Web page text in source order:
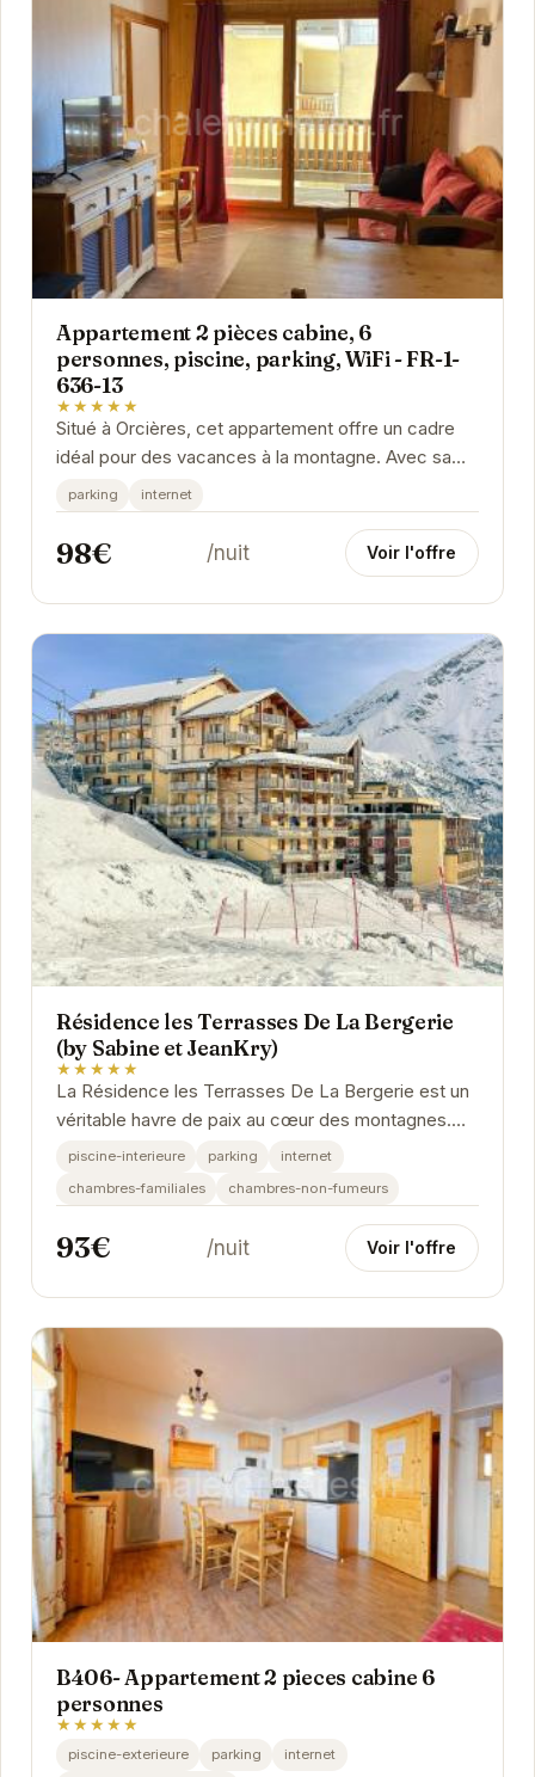
Appartement 2 pièces cabine, 6
personnes, piscine, parking, WiFi - FR-1-
636-13
★★★★★
Situé à Orcières, cet appartement offre un cadre
idéal pour des vacances à la montagne. Avec sa
piscine, son parking et sa connexion WiFi, vous...
parking internet
98€ /nuit Voir l'offre
Résidence les Terrasses De La Bergerie
(by Sabine et JeanKry)
★★★★★
La Résidence les Terrasses De La Bergerie est un
véritable havre de paix au cœur des montagnes.
Avec une note exceptionnelle de 9/10 basée sur
piscine-interieure parking
internet
chambres-familiales
chambres-non-fumeurs
93€ /nuit Voir l'offre
B406- Appartement 2 pieces cabine 6
personnes
★★★★★
piscine-exterieure parking
internet